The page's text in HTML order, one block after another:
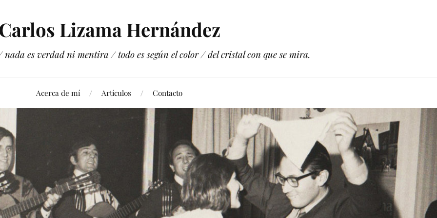
Lizama Hernández
es verdad ni mentira / todo es según el color / del cristal con que se mira.
Acerca de mí Artículos Contacto